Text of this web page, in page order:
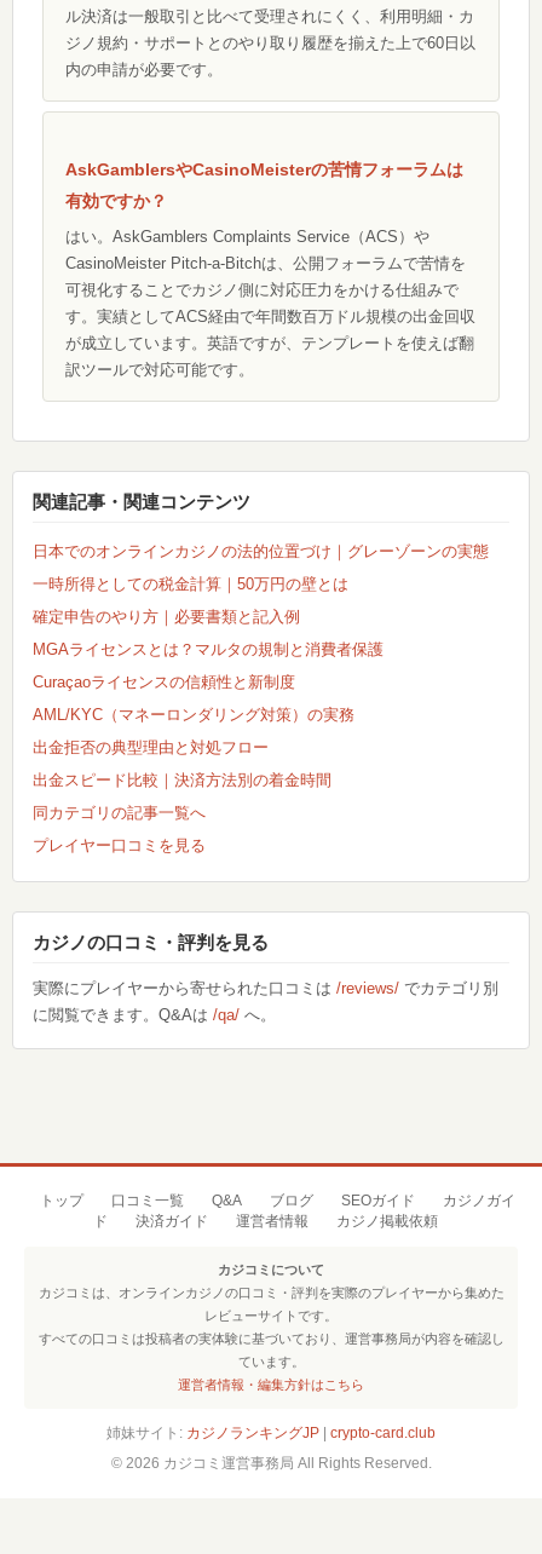
ル決済は一般取引と比べて受理されにくく、利用明細・カ
ジノ規約・サポートとのやり取り履歴を揃えた上で60日以
内の申請が必要です。
AskGamblersやCasinoMeisterの苦情フォーラムは
有効ですか？
はい。AskGamblers Complaints Service（ACS）や
CasinoMeister Pitch-a-Bitchは、公開フォーラムで苦情を
可視化することでカジノ側に対応圧力をかける仕組みで
す。実績としてACS経由で年間数百万ドル規模の出金回収
が成立しています。英語ですが、テンプレートを使えば翻
訳ツールで対応可能です。
関連記事・関連コンテンツ
日本でのオンラインカジノの法的位置づけ｜グレーゾーンの実態
一時所得としての税金計算｜50万円の壁とは
確定申告のやり方｜必要書類と記入例
MGAライセンスとは？マルタの規制と消費者保護
Curaçaoライセンスの信頼性と新制度
AML/KYC（マネーロンダリング対策）の実務
出金拒否の典型理由と対処フロー
出金スピード比較｜決済方法別の着金時間
同カテゴリの記事一覧へ
プレイヤー口コミを見る
カジノの口コミ・評判を見る
実際にプレイヤーから寄せられた口コミは /reviews/ でカテゴリ別
に閲覧できます。Q&Aは /qa/ へ。
トップ 口コミ一覧 Q&A ブログ SEOガイド
カジノガイ
ド
決済ガイド 運営者情報 カジノ掲載依頼
カジコミについて
カジコミは、オンラインカジノの口コミ・評判を実際のプレイヤーから集めた
レビューサイトです。
すべての口コミは投稿者の実体験に基づいており、運営事務局が内容を確認し
ています。
運営者情報・編集方針はこちら
姉妹サイト: カジノランキングJP
crypto-card.club
© 2026 カジコミ運営事務局 All Rights Reserved.